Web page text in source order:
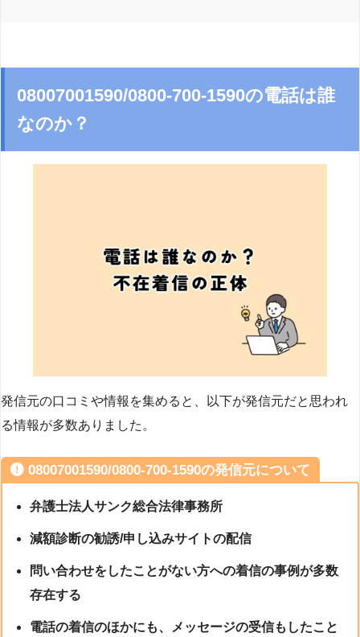
08007001590/0800-700-1590の電話は誰
なのか？
発信元の口コミや情報を集めると、以下が発信元だと思われ
る情報が多数ありました。
08007001590/0800-700-1590の発信元について
弁護士法人サンク総合法律事務所
減額診断の勧誘/申し込みサイトの配信
問い合わせをしたことがない方への着信の事例が多数
存在する
電話の着信のほかにも、メッセージの受信もしたこと